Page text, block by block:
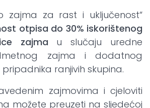
zajma za rast i uključenost“
otpisa do 30% iskorištenog
zajma u slučaju uredne
zajma i dodatnog
ranjivih skupina.
zajmovima i cjeloviti
možete preuzeti na sljedećoj